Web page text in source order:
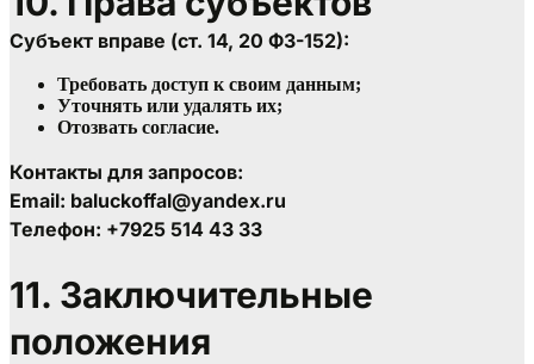
Субъект вправе (ст. 14, 20 ФЗ-152):
Требовать доступ к своим данным;
Уточнять или удалять их;
Отозвать согласие.
Контакты для запросов:
Email: baluckoffal@yandex.ru
Телефон: +7925 514 43 33
11. Заключительные
положения